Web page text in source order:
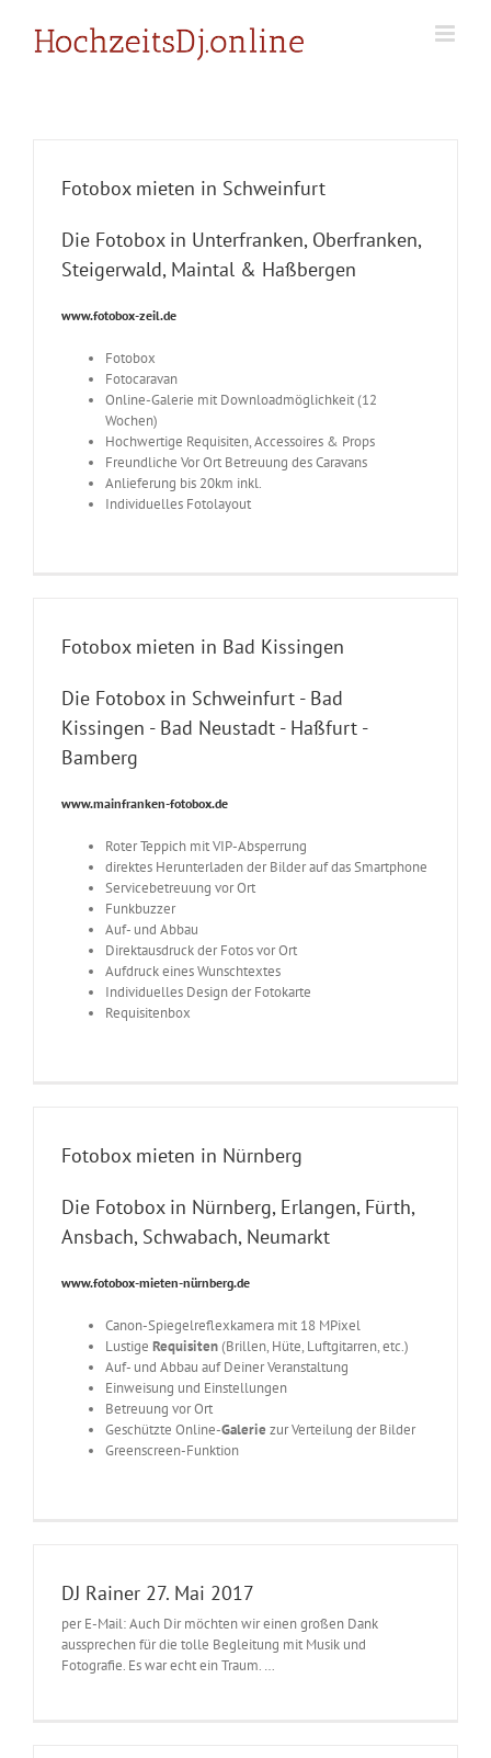
springen
Fotobox mieten in Schweinfurt
Die Fotobox in Unterfranken, Oberfranken,
Steigerwald, Maintal & Haßbergen
www.fotobox-zeil.de
Fotobox
Fotocaravan
Online-Galerie mit Downloadmöglichkeit (12
Wochen)
Hochwertige Requisiten, Accessoires & Props
Freundliche Vor Ort Betreuung des Caravans
Anlieferung bis 20km inkl.
Individuelles Fotolayout
Fotobox mieten in Bad Kissingen
Die Fotobox in Schweinfurt - Bad
Kissingen - Bad Neustadt - Haßfurt -
Bamberg
www.mainfranken-fotobox.de
Roter Teppich mit VIP-Absperrung
direktes Herunterladen der Bilder auf das Smartphone
Servicebetreuung vor Ort
Funkbuzzer
Auf- und Abbau
Direktausdruck der Fotos vor Ort
Aufdruck eines Wunschtextes
Individuelles Design der Fotokarte
Requisitenbox
Fotobox mieten in Nürnberg
Die Fotobox in Nürnberg, Erlangen, Fürth,
Ansbach, Schwabach, Neumarkt
www.fotobox-mieten-nürnberg.de
Canon-Spiegelreflexkamera mit 18 MPixel
Lustige Requisiten(Brillen, Hüte, Luftgitarren, etc.)
Auf- und Abbau auf Deiner Veranstaltung
Einweisung und Einstellungen
Betreuung vor Ort
Geschützte Online-Galerie zur Verteilung der Bilder
Greenscreen-Funktion
DJ Rainer 27. Mai 2017
per E-Mail: Auch Dir möchten wir einen großen Dank
aussprechen für die tolle Begleitung mit Musik und
Fotografie. Es war echt ein Traum. …